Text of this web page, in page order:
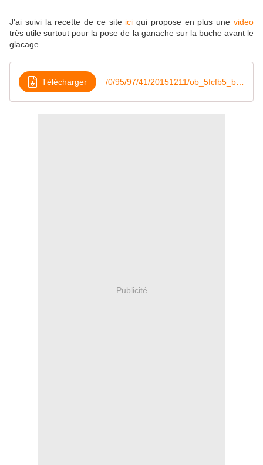
J'ai suivi la recette de ce siteiciqui propose en plus unevideo
très utile surtout pour la pose de la ganache sur la buche avant le
glacage
Télécharger
Publicité